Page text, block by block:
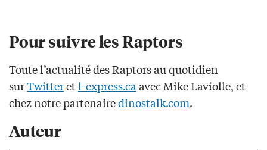
Pour suivre les Raptors
Toute l’actualité des Raptors au quotidien
surTwitteretl-express.ca avec Mike Laviolle, et
chez notre partenairedinostalk.com.
Auteur